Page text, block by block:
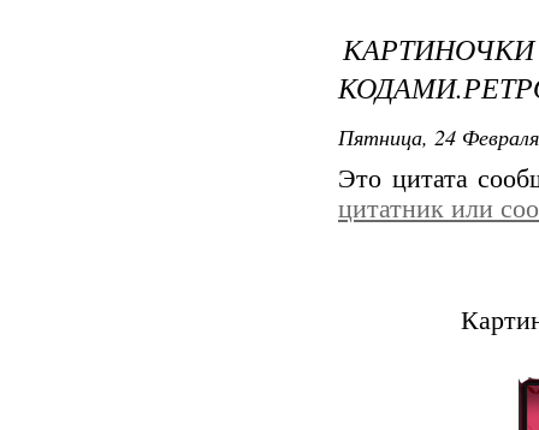
Пятница, 24
Это цитата
цитатник или